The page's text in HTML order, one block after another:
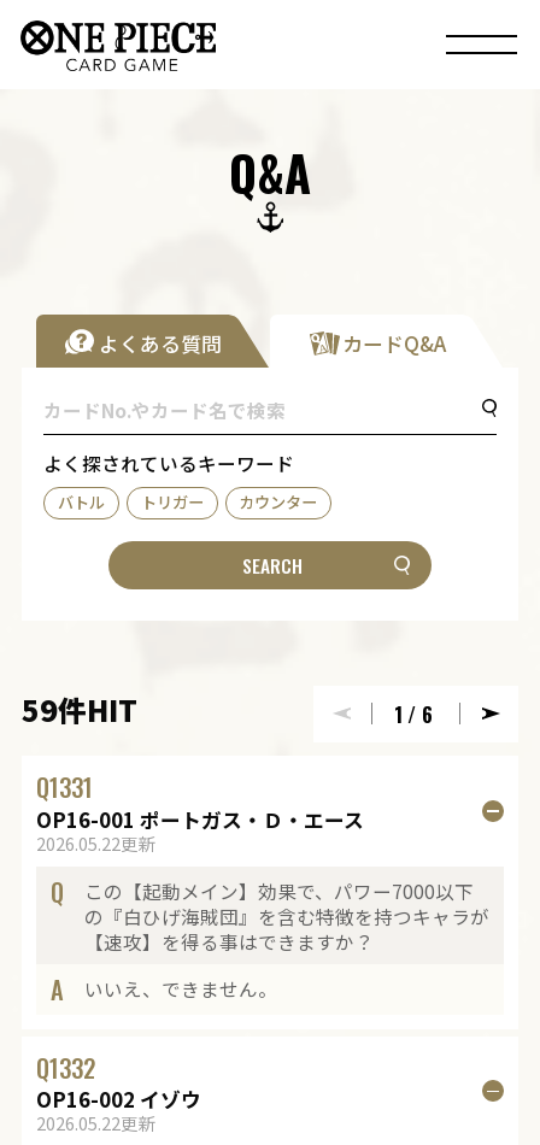
Q&A
よくある質問 カードQ&A
よく探されているキーワード
バトル トリガー カウンター
59件HIT 1 /6
Q1331
OP16-001 ポートガス・Ｄ・エース
2026.05.22更新
Q
この【起動メイン】効果で、パワー7000以下
の『白ひげ海賊団』を含む特徴を持つキャラが
【速攻】を得る事はできますか？
A いいえ、できません。
Q1332
OP16-002 イゾウ
2026.05.22更新